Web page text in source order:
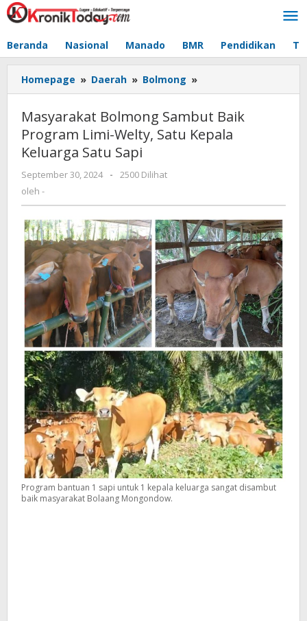
Lewati
ke
Beranda Nasional Manado BMR Pendidikan
Homepage » Daerah » Bolmong »
Bolmong
Baik
Program
Keluarga
Satu
Sapi
Masyarakat Bolmong Sambut Baik
Program Limi-Welty, Satu Kepala
Keluarga Satu Sapi
September 30, 2024
oleh
-
2500 Dilihat
oleh -
Program bantuan 1 sapi untuk 1 kepala keluarga sangat disambut
baik masyarakat Bolaang Mongondow.